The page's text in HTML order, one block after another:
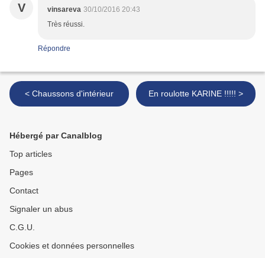
V vinsareva 30/10/2016 20:43
Très réussi.
Répondre
< Chaussons d'intérieur En roulotte KARINE !!!!! >
Hébergé par Canalblog
Top articles
Pages
Contact
Signaler un abus
C.G.U.
Cookies et données personnelles